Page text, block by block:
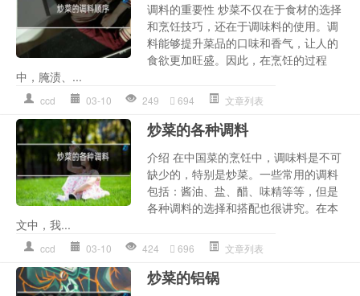
调料的重要性 炒菜不仅在于食材的选择
和烹饪技巧，还在于调味料的使用。调
料能够提升菜品的口味和香气，让人的
食欲更加旺盛。因此，在烹饪的过程
中，腌渍、...
ccd 03-10 249 694 文章列表
炒菜的各种调料
介绍 在中国菜的烹饪中，调味料是不可
缺少的，特别是炒菜。一些常用的调料
包括：酱油、盐、醋、味精等等，但是
各种调料的选择和搭配也很讲究。在本
文中，我...
ccd 03-10 424 696 文章列表
炒菜的铝锅